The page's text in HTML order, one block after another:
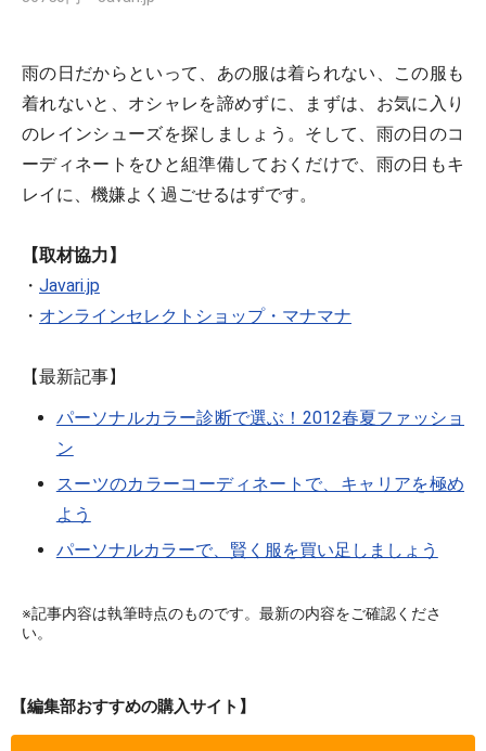
雨の日だからといって、あの服は着られない、この服も
着れないと、オシャレを諦めずに、まずは、お気に入り
のレインシューズを探しましょう。そして、雨の日のコ
ーディネートをひと組準備しておくだけで、雨の日もキ
レイに、機嫌よく過ごせるはずです。
【取材協力】
・ Javari.jp
・ オンラインセレクトショップ・マナマナ
【最新記事】
パーソナルカラー診断で選ぶ！2012春夏ファッショ
ン
スーツのカラーコーディネートで、キャリアを極め
よう
パーソナルカラーで、賢く服を買い足しましょう
※記事内容は執筆時点のものです。最新の内容をご確認くださ
い。
【編集部おすすめの購入サイト】